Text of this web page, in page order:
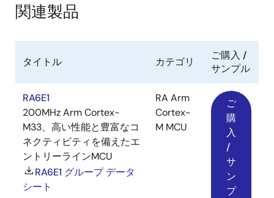
関連製品
タイトル カテゴリ
ご購入 /
サンプル
RA6E1
200MHz Arm Cortex-
M33、高い性能と豊富なコ
ネクティビティを備えたエ
ントリーラインMCU
RA6E1 グループ データ
シート
RA Arm
Cortex-
M MCU
ご
購
入
/
サ
ン
プ